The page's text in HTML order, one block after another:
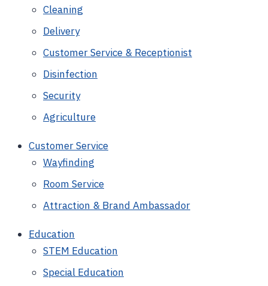
Cleaning
Delivery
Customer Service & Receptionist
Disinfection
Security
Agriculture
Customer Service
Wayfinding
Room Service
Attraction & Brand Ambassador
Education
STEM Education
Special Education